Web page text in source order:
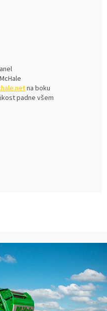
na boku
padne všem